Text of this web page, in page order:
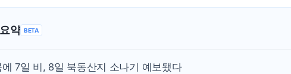
신길동 신축도 3.3
약 BETA
에 7일 비, 8일 북동산지 소나기 예보됐다